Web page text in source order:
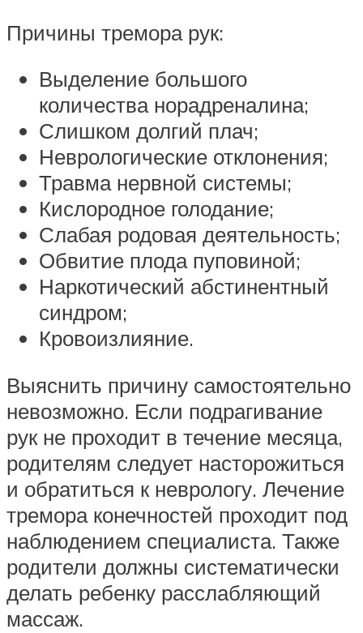
Причины тремора рук:
Выделение большого
количества норадреналина;
Слишком долгий плач;
Неврологические отклонения;
Травма нервной системы;
Кислородное голодание;
Слабая родовая деятельность;
Обвитие плода пуповиной;
Наркотический абстинентный
синдром;
Кровоизлияние.
Выяснить причину самостоятельно
невозможно. Если подрагивание
рук не проходит в течение месяца,
родителям следует насторожиться
и обратиться к неврологу. Лечение
тремора конечностей проходит под
наблюдением специалиста. Также
родители должны систематически
делать ребенку расслабляющий
массаж.